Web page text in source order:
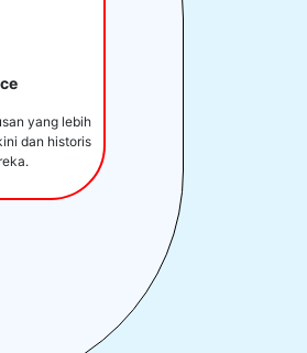
yang lebih
dan historis